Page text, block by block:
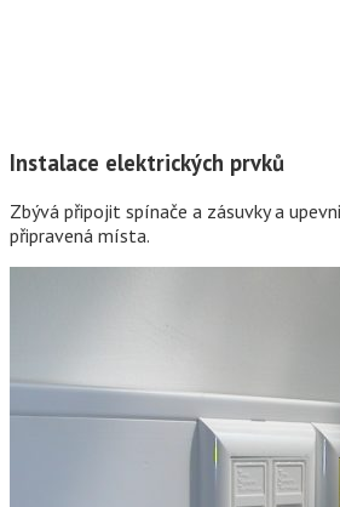
Instalace elektrických prvků
Zbývá připojit spínače a zásuvky a
připravená místa.